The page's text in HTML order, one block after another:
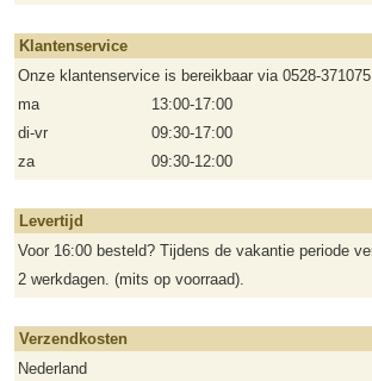
Klantenservice
Onze klantenservice is bereikbaar via 0528-
ma
13:00-17:00
di-vr
09:30-17:00
za
09:30-12:00
Levertijd
Voor 16:00 besteld? Tijdens de vakantie periode
2 werkdagen. (mits op voorraad).
Verzendkosten
Nederland